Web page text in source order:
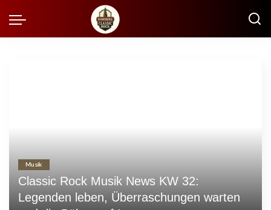
Musik
Classic Rock Musik News KW 32:
Legenden leben, Überraschungen warten